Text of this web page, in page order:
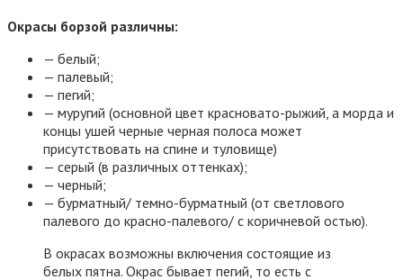
Окрасы борзой различны:
— белый;
— палевый;
— пегий;
— муругий (основной цвет красновато-рыжий, а морда и
концы ушей черные черная полоса может
присутствовать на спине и туловище)
— серый (в различных оттенках);
— черный;
— бурматный/ темно-бурматный (от светлового
палевого до красно-палевого/ с коричневой остью).
В окрасах возможны включения состоящие из
белых пятна. Окрас бывает пегий, то есть с